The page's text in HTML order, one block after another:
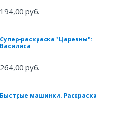
194,00 руб.
Супер-раскраска "Царевны":
Василиса
264,00 руб.
Быстрые машинки. Раскраска